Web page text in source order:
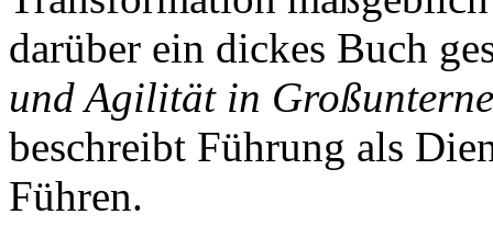
darüber ein dickes Buch
und Agilität in
beschreibt Führung als
Führen.